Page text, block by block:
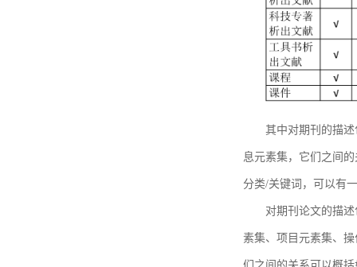
其中对期刊的描
息元素集，它们之间
分类/关键词，可以有
对期刊论文的描
素集、项目元素集、